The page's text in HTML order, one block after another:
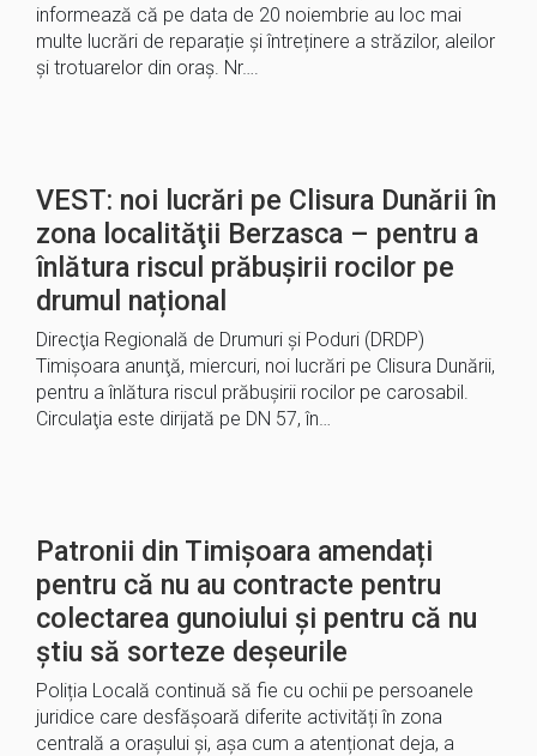
informează că pe data de 20 noiembrie au loc mai
multe lucrări de reparație și întreținere a străzilor, aleilor
și trotuarelor din oraș. Nr….
VEST: noi lucrări pe Clisura Dunării în
zona localităţii Berzasca – pentru a
înlătura riscul prăbuşirii rocilor pe
drumul național
Direcţia Regională de Drumuri şi Poduri (DRDP)
Timişoara anunţă, miercuri, noi lucrări pe Clisura Dunării,
pentru a înlătura riscul prăbuşirii rocilor pe carosabil.
Circulaţia este dirijată pe DN 57, în…
Patronii din Timișoara amendați
pentru că nu au contracte pentru
colectarea gunoiului și pentru că nu
știu să sorteze deșeurile
Poliția Locală continuă să fie cu ochii pe persoanele
juridice care desfășoară diferite activități în zona
centrală a orașului și, așa cum a atenționat deja, a